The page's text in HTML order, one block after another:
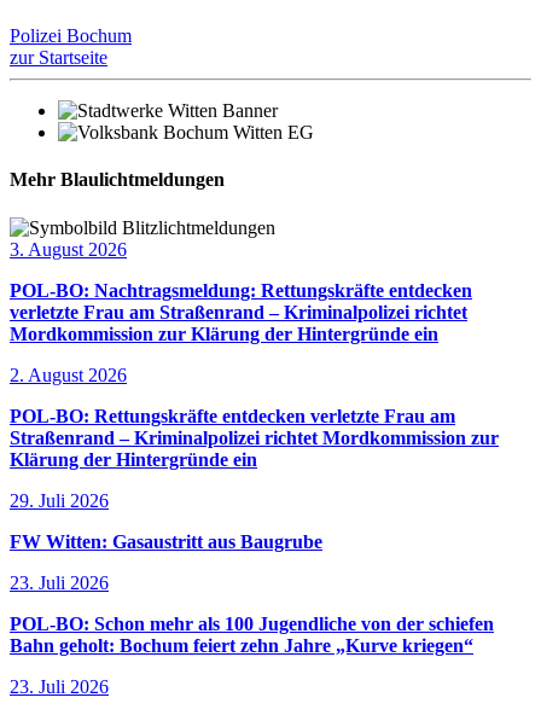
Polizei Bochum
zur Startseite
Mehr Blaulichtmeldungen
3. August 2026
POL-BO: Nachtragsmeldung: Rettungskräfte entdecken
verletzte Frau am Straßenrand – Kriminalpolizei richtet
Mordkommission zur Klärung der Hintergründe ein
2. August 2026
POL-BO: Rettungskräfte entdecken verletzte Frau am
Straßenrand – Kriminalpolizei richtet Mordkommission zur
Klärung der Hintergründe ein
29. Juli 2026
FW Witten: Gasaustritt aus Baugrube
23. Juli 2026
POL-BO: Schon mehr als 100 Jugendliche von der schiefen
Bahn geholt: Bochum feiert zehn Jahre „Kurve kriegen“
23. Juli 2026